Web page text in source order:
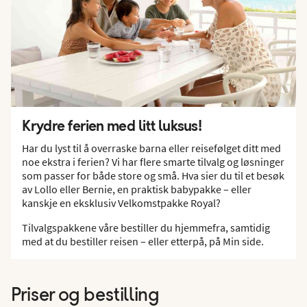
Krydre ferien med litt luksus!
Har du lyst til å overraske barna eller reisefølget ditt med
noe ekstra i ferien? Vi har flere smarte tilvalg og løsninger
som passer for både store og små. Hva sier du til et besøk
av Lollo eller Bernie, en praktisk babypakke – eller
kanskje en eksklusiv Velkomstpakke Royal?
Tilvalgspakkene våre bestiller du hjemmefra, samtidig
med at du bestiller reisen – eller etterpå, på Min side.
Priser og bestilling